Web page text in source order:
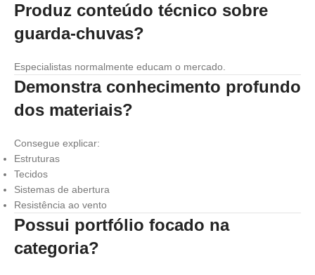
Produz conteúdo técnico sobre
guarda-chuvas?
Especialistas normalmente educam o mercado.
Demonstra conhecimento profundo
dos materiais?
Consegue explicar:
Estruturas
Tecidos
Sistemas de abertura
Resistência ao vento
Possui portfólio focado na
categoria?